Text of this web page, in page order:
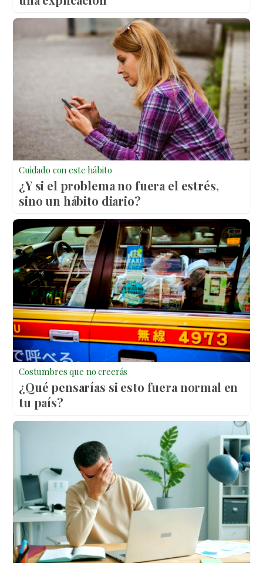
Cuidado con este hábito
¿Y si el problema no fuera el estrés,
sino un hábito diario?
Costumbres que no creerás
¿Qué pensarías si esto fuera normal en
tu país?